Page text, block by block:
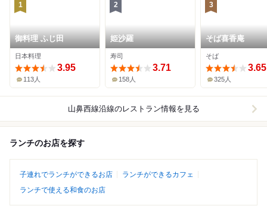
1
御料理 ふじ田
日本料理
3.95
113人
2
姫沙羅
寿司
3.71
158人
3
そば喜香庵
そば
3.65
325人
山鼻西線沿線のレストラン情報を見る
ランチのお店を探す
子連れでランチができるお店
ランチができるカフェ
ランチで使える和食のお店